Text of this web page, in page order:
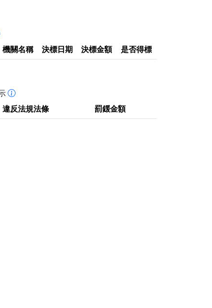
機關名稱 決標日期 決標金額 是否得標
違反法規法條 罰鍰金額